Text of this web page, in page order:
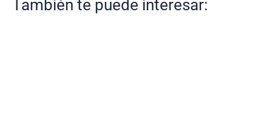
También te puede interesar: